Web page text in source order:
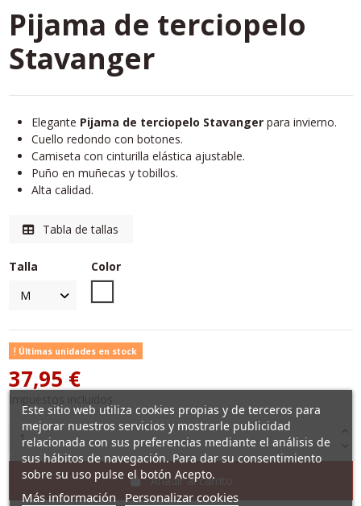
Pijama de terciopelo
Stavanger
Elegante Pijama de terciopelo Stavangerpara invierno.
Cuello redondo con botones.
Camiseta con cinturilla elástica ajustable.
Puño en muñecas y tobillos.
Alta calidad.
Tabla de tallas
Talla
Color
Últimas unidades en stock
37,95 €
Añadir al carrito
Este sitio web utiliza cookies propias y de terceros para
mejorar nuestros servicios y mostrarle publicidad
relacionada con sus preferencias mediante el análisis de
sus hábitos de navegación. Para dar su consentimiento
sobre su uso pulse el botón Acepto.
Más información Personalizar cookies